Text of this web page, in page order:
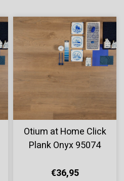
Otium at Home Click
Plank Onyx 95074
€36,95